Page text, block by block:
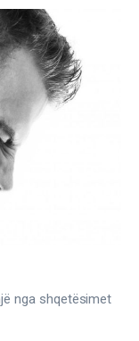
nga shqetësimet